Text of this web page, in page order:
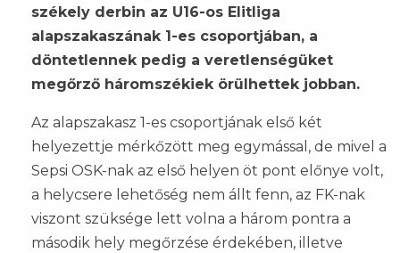
székely derbin az U16-os Elitliga
alapszakaszának 1-es csoportjában, a
döntetlennek pedig a veretlenségüket
megőrző háromszékiek örülhettek jobban.
Az alapszakasz 1-es csoportjának első két
helyezettje mérkőzött meg egymással, de mivel a
Sepsi OSK-nak az első helyen öt pont előnye volt,
a helycsere lehetőség nem állt fenn, az FK-nak
viszont szüksége lett volna a három pontra a
második hely megőrzése érdekében, illetve